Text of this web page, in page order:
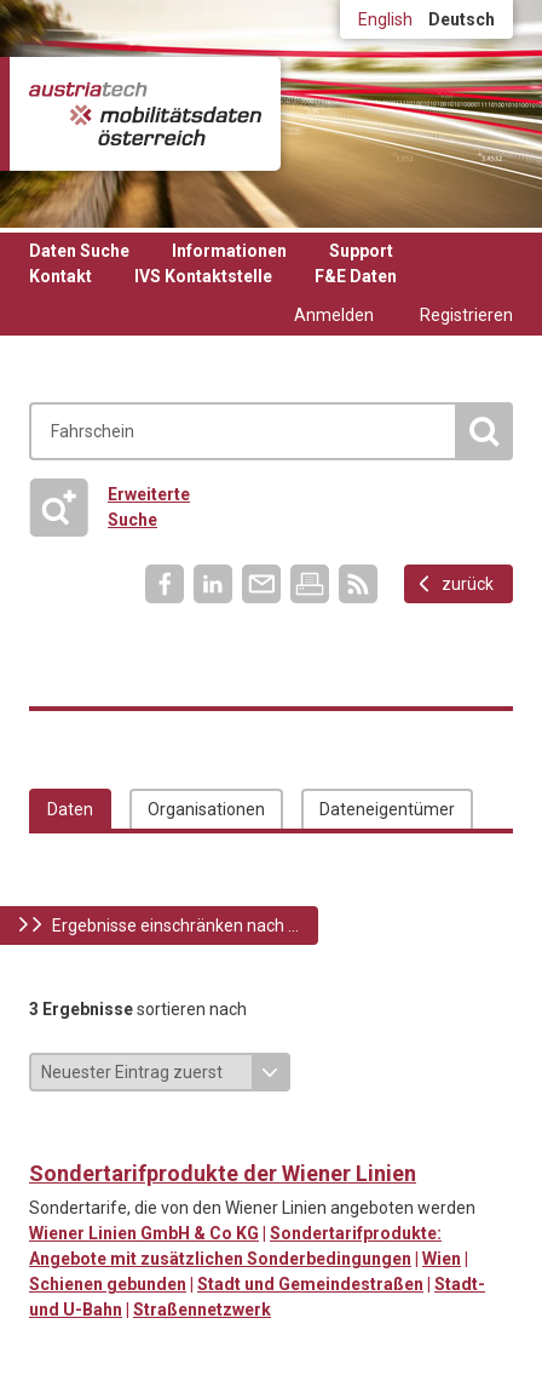
Direkt zum Inhalt English Deutsch
Daten Suche Informationen
Support
Kontakt
IVS Kontaktstelle
F&E Daten
Anmelden
Registrieren
Erweiterte
Suche
zurück
Daten Organisationen Dateneigentümer
Ergebnisse einschränken nach ...
3 Ergebnissesortieren nach
Sondertarifprodukte der Wiener Linien
Sondertarife, die von den Wiener Linien angeboten werden
Wiener Linien GmbH & Co KG
Sondertarifprodukte:
Angebote mit zusätzlichen Sonderbedingungen
Wien
Schienen gebunden
Stadt und Gemeindestraßen
Stadt-
und U-Bahn
Straßennetzwerk